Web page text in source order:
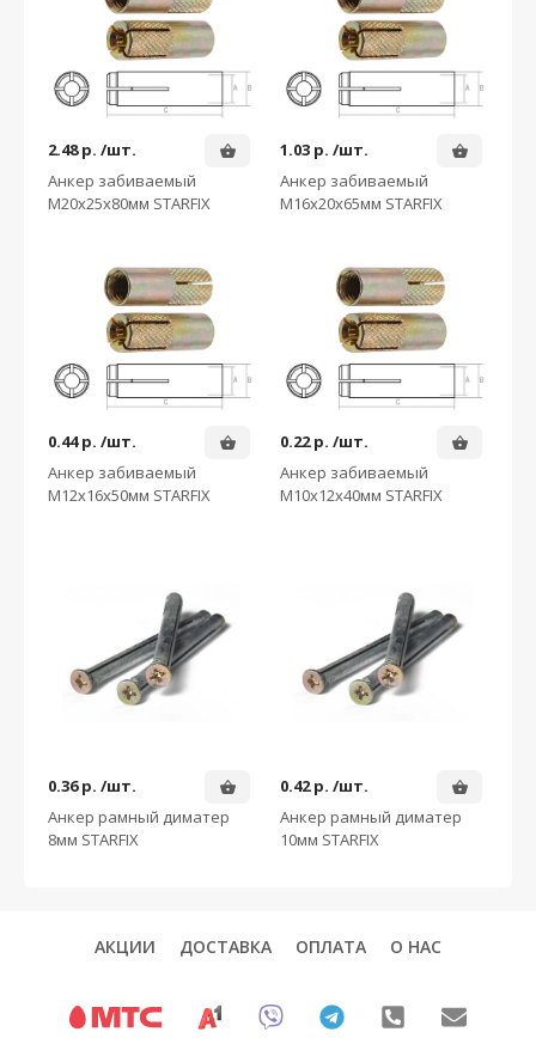
2.48 р. /шт.
Анкер забиваемый
М20х25х80мм STARFIX
1.03 р. /шт.
Анкер забиваемый
М16х20х65мм STARFIX
0.44 р. /шт.
Анкер забиваемый
М12х16х50мм STARFIX
0.22 р. /шт.
Анкер забиваемый
М10х12х40мм STARFIX
0.36 р. /шт.
Анкер рамный диматер
8мм STARFIX
0.42 р. /шт.
Анкер рамный диматер
10мм STARFIX
АКЦИИ ДОСТАВКА ОПЛАТА О НАС